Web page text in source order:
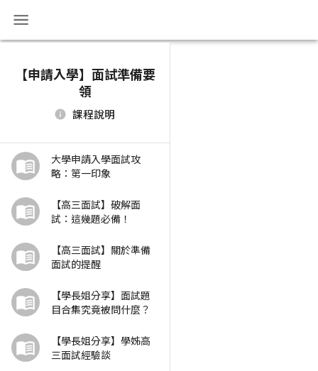
【申請入學】面試準備要
領
課程說明
大學申請入學面試攻
略：第一印象
【高三面試】破解面
試：這幾題必備！
【高三面試】關於準備
面試的提醒
【學長姐分享】面試題
目合集究竟被問什麼？
【學長姐分享】學姊高
三面試經驗談